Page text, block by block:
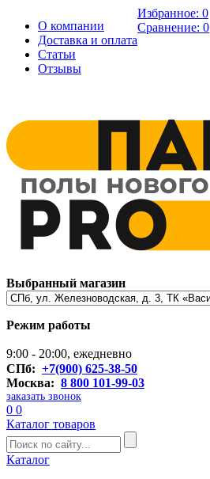
О компании
Доставка и оплата
Статьи
Отзывы
Избранное: 0
Сравнение: 0
Выбранный магазин
Режим работы
9:00 - 20:00, ежедневно
СПб: +7(900) 625-38-50
Москва: 8 800 101-99-03
заказать звонок
0 0
Каталог товаров
Каталог